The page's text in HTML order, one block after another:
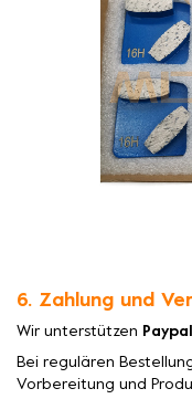
6. Zahlung und
Wir unterstützen
Bei regulären
Vorbereitung und